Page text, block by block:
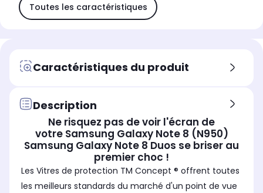
Toutes les caractéristiques
Caractéristiques du produit
Description
Ne risquez pas de voir l'écran de
votre Samsung Galaxy Note 8 (N950)
Samsung Galaxy Note 8 Duos se briser au
premier choc !
Les Vitres de protection TM Concept ® offrent toutes
les meilleurs standards du marché d'un point de vue